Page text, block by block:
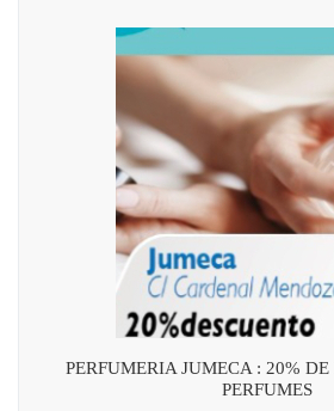
PERFUMERIA JUMECA : 20%
PERFUMES